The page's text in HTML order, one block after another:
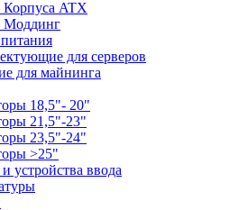
Корпуса ATX
Моддинг
для серверов
для майнинга
18,5"- 20"
21,5"-23"
23,5"-24"
>25"
устройства ввода